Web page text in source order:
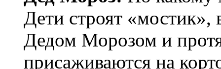
Дети строят «мостик»,
Дедом Морозом и
присаживаются на